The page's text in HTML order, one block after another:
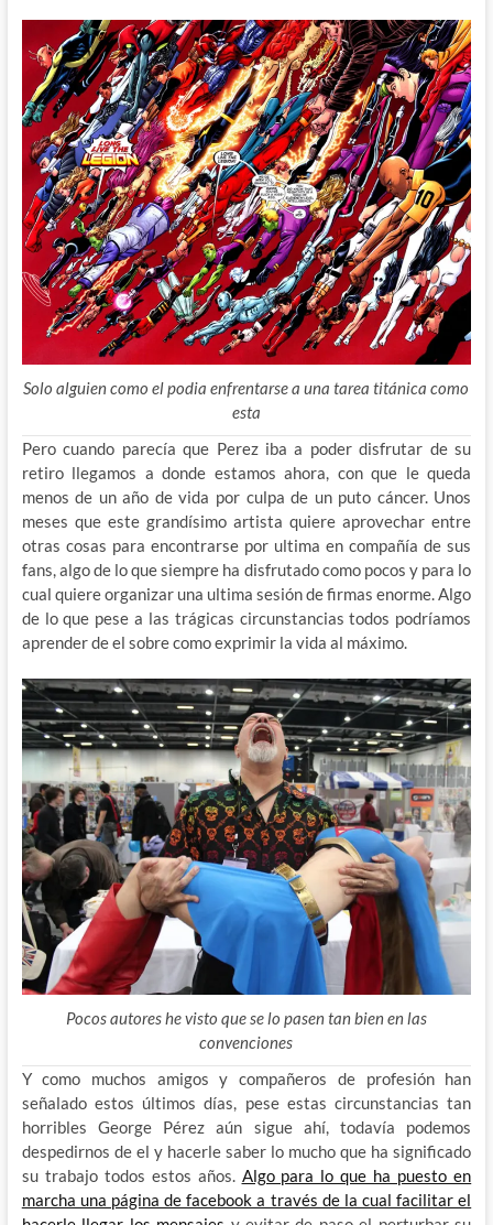
Solo alguien como el podia enfrentarse a una tarea titánica como
esta
Pero cuando parecía que Perez iba a poder disfrutar de su
retiro llegamos a donde estamos ahora, con que le queda
menos de un año de vida por culpa de un puto cáncer. Unos
meses que este grandísimo artista quiere aprovechar entre
otras cosas para encontrarse por ultima en compañía de sus
fans, algo de lo que siempre ha disfrutado como pocos y para lo
cual quiere organizar una ultima sesión de firmas enorme. Algo
de lo que pese a las trágicas circunstancias todos podríamos
aprender de el sobre como exprimir la vida al máximo.
Pocos autores he visto que se lo pasen tan bien en las
convenciones
Y como muchos amigos y compañeros de profesión han
señalado estos últimos días, pese estas circunstancias tan
horribles George Pérez aún sigue ahí, todavía podemos
despedirnos de el y hacerle saber lo mucho que ha significado
su trabajo todos estos años. Algo para lo que ha puesto en
marcha una página de facebook a través de la cual facilitar el